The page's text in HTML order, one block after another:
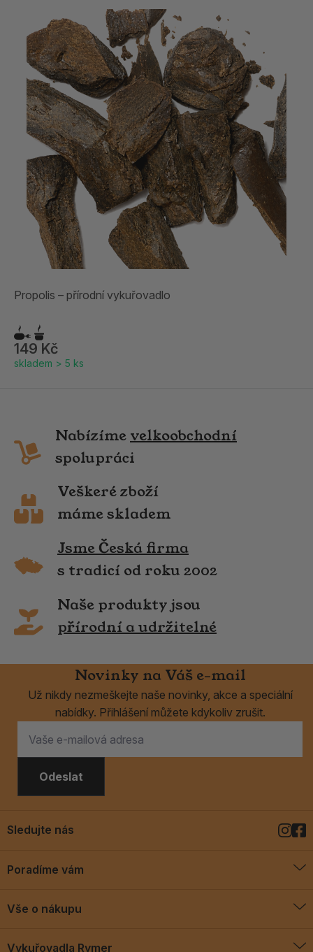
Propolis – přírodní vykuřovadlo
149 Kč
skladem > 5 ks
Nabízíme velkoobchodní
spolupráci
Veškeré zboží
máme skladem
Jsme Česká firma
s tradicí od roku 2002
Naše produkty jsou
přírodní a udržitelné
Novinky na Váš e-mail
Už nikdy nezmeškejte naše novinky, akce a speciální
nabídky. Přihlášení můžete kdykoliv zrušit.
Odeslat
Poradíme vám
Blog
Vše o nákupu
Vykuřovadla Rymer
Sledujte nás